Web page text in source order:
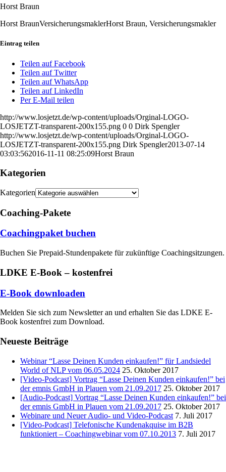
Horst Braun
Horst BraunVersicherungsmaklerHorst Braun, Versicherungsmakler
Eintrag teilen
Teilen auf Facebook
Teilen auf Twitter
Teilen auf WhatsApp
Teilen auf LinkedIn
Per E-Mail teilen
http://www.losjetzt.de/wp-content/uploads/Orginal-LOGO-
LOSJETZT-transparent-200x155.png 0 0 Dirk Spengler
http://www.losjetzt.de/wp-content/uploads/Orginal-LOGO-
LOSJETZT-transparent-200x155.png Dirk Spengler2013-07-14
03:03:562016-11-11 08:25:09Horst Braun
Kategorien
Kategorien
Coaching-Pakete
Coachingpaket buchen
Buchen Sie Prepaid-Stundenpakete für zukünftige Coachingsitzungen.
LDKE E-Book – kostenfrei
E-Book downloaden
Melden Sie sich zum Newsletter an und erhalten Sie das LDKE E-
Book kostenfrei zum Download.
Neueste Beiträge
Webinar “Lasse Deinen Kunden einkaufen!” für Landsiedel
World of NLP vom 06.05.2024 25. Oktober 2017
[Video-Podcast] Vortrag “Lasse Deinen Kunden einkaufen!” bei
der emnis GmbH in Plauen vom 21.09.2017 25. Oktober 2017
[Audio-Podcast] Vortrag “Lasse Deinen Kunden einkaufen!” bei
der emnis GmbH in Plauen vom 21.09.2017 25. Oktober 2017
Webinare und Neuer Audio- und Video-Podcast 7. Juli 2017
[Video-Podcast] Telefonische Kundenakquise im B2B
funktioniert – Coachingwebinar vom 07.10.2013 7. Juli 2017